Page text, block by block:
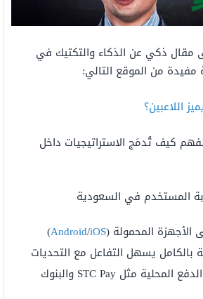
مقال ذكي عن الذكاء والتكتيك في
مفيدة من الموقع التالي:
اللاعبين؟
كيف تُدمَج الاستراتيجيات داخل
المستخدم في السعودية
المحمولة (
Android/iOS
)
بالكامل يسهل التفاعل مع التحديات
تناغم مع وسائل الدفع المحلية مثل STC Pay والبنوك